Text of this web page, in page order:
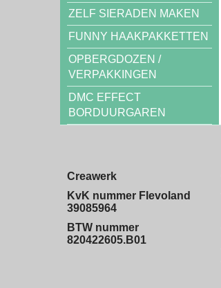
ZELF SIERADEN MAKEN
FUNNY HAAKPAKKETTEN
OPBERGDOZEN /
VERPAKKINGEN
DMC EFFECT
BORDUURGAREN
Creawerk
KvK nummer Flevoland
39085964
BTW nummer
820422605.B01